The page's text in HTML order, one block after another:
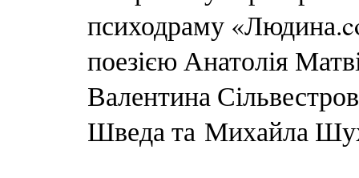
психодраму
поезією Анатолія
Валентина
Шведа та Михайла